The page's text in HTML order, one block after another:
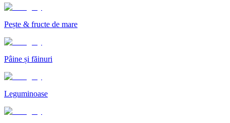
Pește & fructe de mare
Pâine și făinuri
Leguminoase